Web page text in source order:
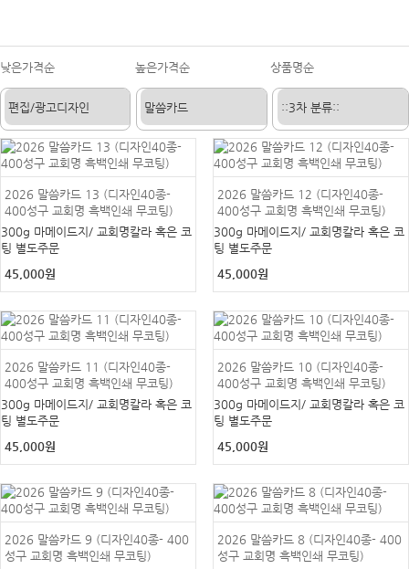
낮은가격순 높은가격순 상품명순
2026 말씀카드 13 (디자인40종-
400성구 교회명 흑백인쇄 무코팅)
300g 마메이드지/ 교회명칼라 혹은 코
팅 별도주문
45,000원
2026 말씀카드 12 (디자인40종-
400성구 교회명 흑백인쇄 무코팅)
300g 마메이드지/ 교회명칼라 혹은 코
팅 별도주문
45,000원
2026 말씀카드 11 (디자인40종-
400성구 교회명 흑백인쇄 무코팅)
300g 마메이드지/ 교회명칼라 혹은 코
팅 별도주문
45,000원
2026 말씀카드 10 (디자인40종-
400성구 교회명 흑백인쇄 무코팅)
300g 마메이드지/ 교회명칼라 혹은 코
팅 별도주문
45,000원
2026 말씀카드 9 (디자인40종- 400
성구 교회명 흑백인쇄 무코팅)
2026 말씀카드 8 (디자인40종- 400
성구 교회명 흑백인쇄 무코팅)